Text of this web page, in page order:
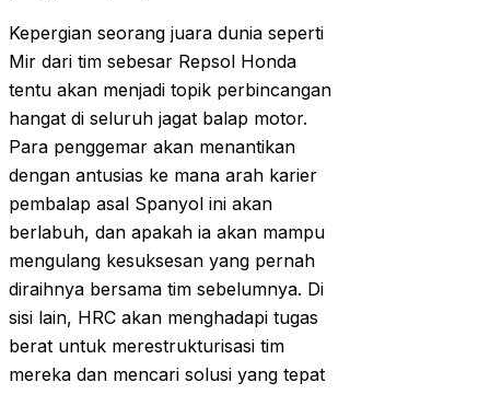
Kepergian seorang juara dunia seperti
Mir dari tim sebesar Repsol Honda
tentu akan menjadi topik perbincangan
hangat di seluruh jagat balap motor.
Para penggemar akan menantikan
dengan antusias ke mana arah karier
pembalap asal Spanyol ini akan
berlabuh, dan apakah ia akan mampu
mengulang kesuksesan yang pernah
diraihnya bersama tim sebelumnya. Di
sisi lain, HRC akan menghadapi tugas
berat untuk merestrukturisasi tim
mereka dan mencari solusi yang tepat